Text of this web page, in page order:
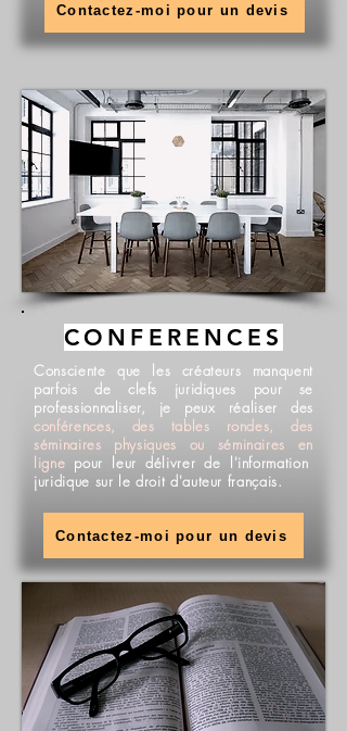
Contactez-moi pour un devis
CONFERENCES
Consciente que les créateurs manquent
parfois de clefs juridiques pour se
professionnaliser, je peux réaliser des
conférences, des tables rondes, des
séminaires physiques ou séminaires en
ligne pour leur délivrer de l'information
juridique sur le droit d'auteur français.
Contactez-moi pour un devis